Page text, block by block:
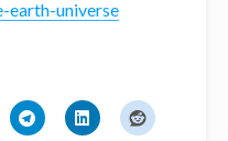
earth-universe